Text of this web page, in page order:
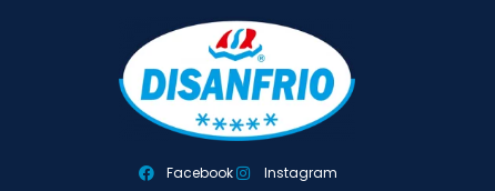
Facebook Instagram